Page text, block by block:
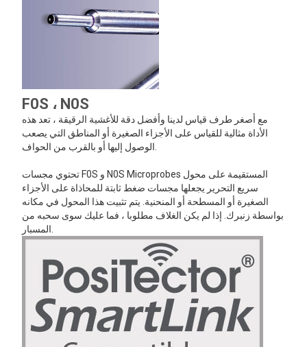
F0S ، N0S
مع أصغر طرف قياس لدينا وأفضل دقة للأغشية الرقيقة ، تعد هذه
الأداة مثالية للقياس على الأجزاء الصغيرة أو المناطق التي يصعب
تحتوي مجسات F0S و N0S Microprobes المستقيمة على محول
سريع التحرير يجعلها مجسات ضغط ثابتة للمحاذاة على الأجزاء
الصغيرة أو المسطحة أو المنحنية. يتم تثبيت هذا المحول في مكانه
بواسطة زنبرك. إذا لم يكن الغلاف مطلوبا ، فما عليك سوى سحبه من